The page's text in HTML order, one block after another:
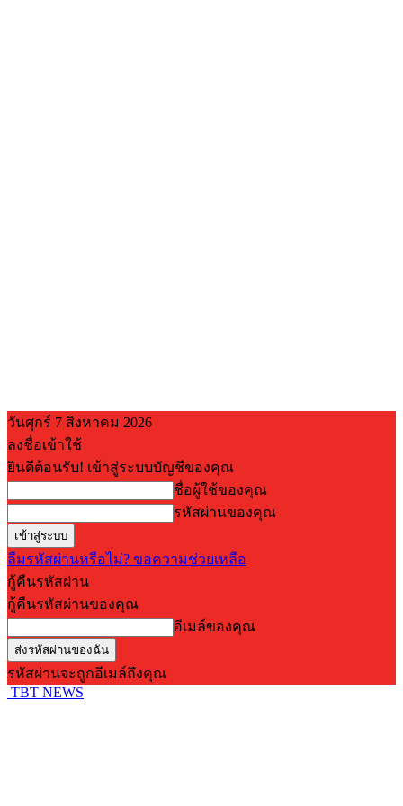
วันศุกร์ 7 สิงหาคม 2026
ลงชื่อเข้าใช้
ยินดีต้อนรับ! เข้าสู่ระบบบัญชีของคุณ
ชื่อผู้ใช้ของคุณ
รหัสผ่านของคุณ
ลืมรหัสผ่านหรือไม่? ขอความช่วยเหลือ
กู้คืนรหัสผ่าน
กู้คืนรหัสผ่านของคุณ
อีเมล์ของคุณ
รหัสผ่านจะถูกอีเมล์ถึงคุณ
TBT NEWS